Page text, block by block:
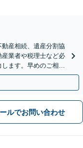
動産相続、遺産分割協
業者や税理士など必
ます。早めのご相談
ルでお問い合わせ